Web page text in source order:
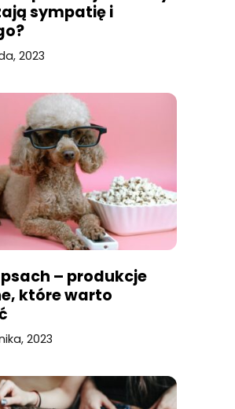
sympatię i
2023
– produkcje
które warto
2023